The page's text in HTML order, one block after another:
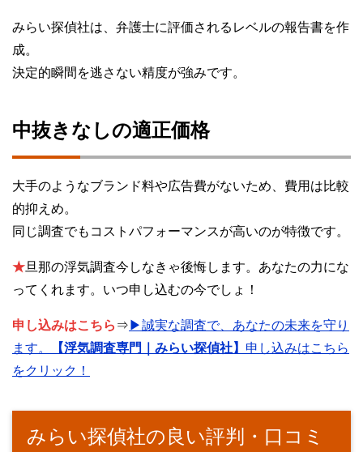
みらい探偵社は、弁護士に評価されるレベルの報告書を作
成。
決定的瞬間を逃さない精度が強みです。
中抜きなしの適正価格
大手のようなブランド料や広告費がないため、費用は比較
的抑えめ。
同じ調査でもコストパフォーマンスが高いのが特徴です。
★旦那の浮気調査今しなきゃ後悔します。あなたの力にな
ってくれます。いつ申し込むの今でしょ！
申し込みはこちら ⇒ ▶誠実な調査で、あなたの未来を守り
ます。
【浮気調査専門｜みらい探偵社】 申し込みはこちら
をクリック！
みらい探偵社の良い評判・口コミ